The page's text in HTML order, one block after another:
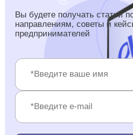
Вы будете получать статьи
направлениям, советы и
предпринимателей